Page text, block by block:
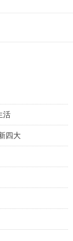
活
四大